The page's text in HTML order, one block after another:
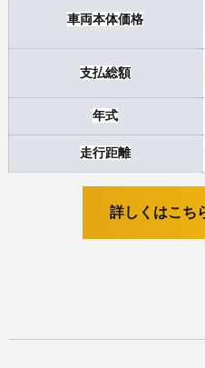
車両本体価格
支払総額
年式
走行距離
詳しくはこち